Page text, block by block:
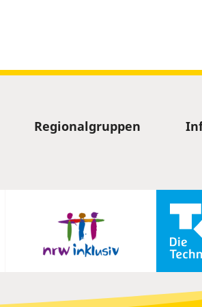
Regionalgruppen